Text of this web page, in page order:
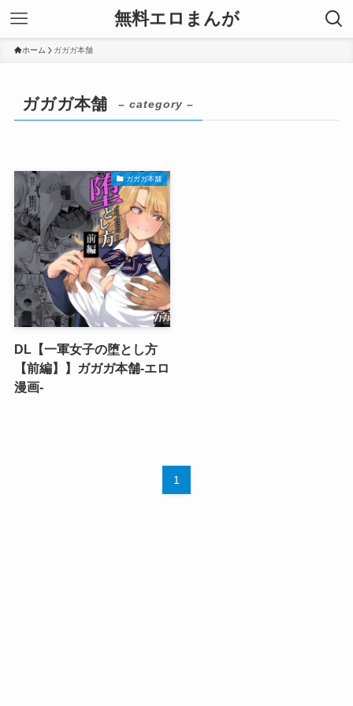
無料エロまんが
ホーム ガガガ本舗
ガガガ本舗 – category –
ガガガ本舗
DL【一軍女子の堕とし方
【前編】】ガガガ本舗-エロ
漫画-
1